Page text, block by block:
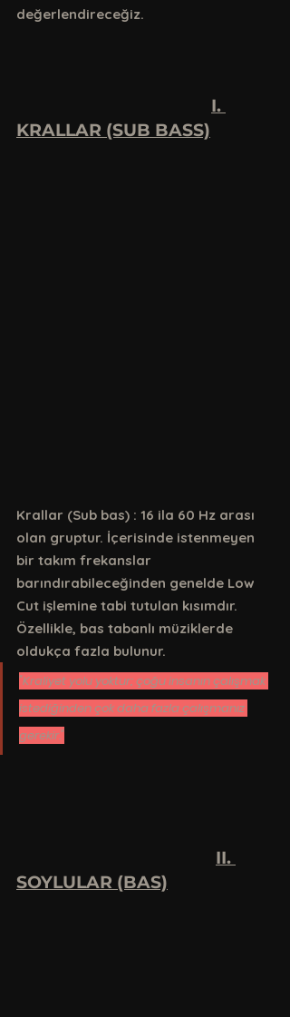
değerlendireceğiz.
I.
KRALLAR (SUB BASS)
Krallar (Sub bas) : 16 ila 60 Hz arası
olan gruptur. İçerisinde istenmeyen
bir takım frekanslar
barındırabileceğinden genelde Low
Cut işlemine tabi tutulan kısımdır.
Özellikle, bas tabanlı müziklerde
oldukça fazla bulunur.
"Kraliyet yolu yoktur; çoğu insanın çalışmak
istediğinden çok daha fazla çalışmanız
gerekir."
II.
SOYLULAR (BAS)